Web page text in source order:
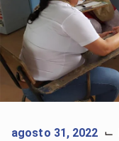
agosto 31, 2022 ⌙